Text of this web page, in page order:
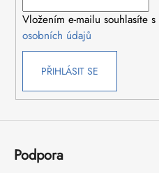
Vložením e-mailu souhlasíte s
osobních údajů
PŘIHLÁSIT SE
Podpora